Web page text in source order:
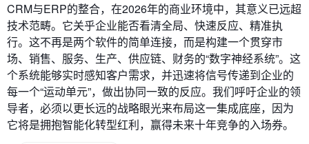
CRM与ERP的整合，在2026年的商业环境中，其意义已远超
技术范畴。它关乎企业能否看清全局、快速反应、精准执
行。这不再是两个软件的简单连接，而是构建一个贯穿市
场、销售、服务、生产、供应链、财务的“数字神经系统”。这
个系统能够实时感知客户需求，并迅速将信号传递到企业的
每一个“运动单元”，做出协同一致的反应。我们呼吁企业的领
导者，必须以更长远的战略眼光来布局这一集成底座，因为
它将是拥抱智能化转型红利，赢得未来十年竞争的入场券。